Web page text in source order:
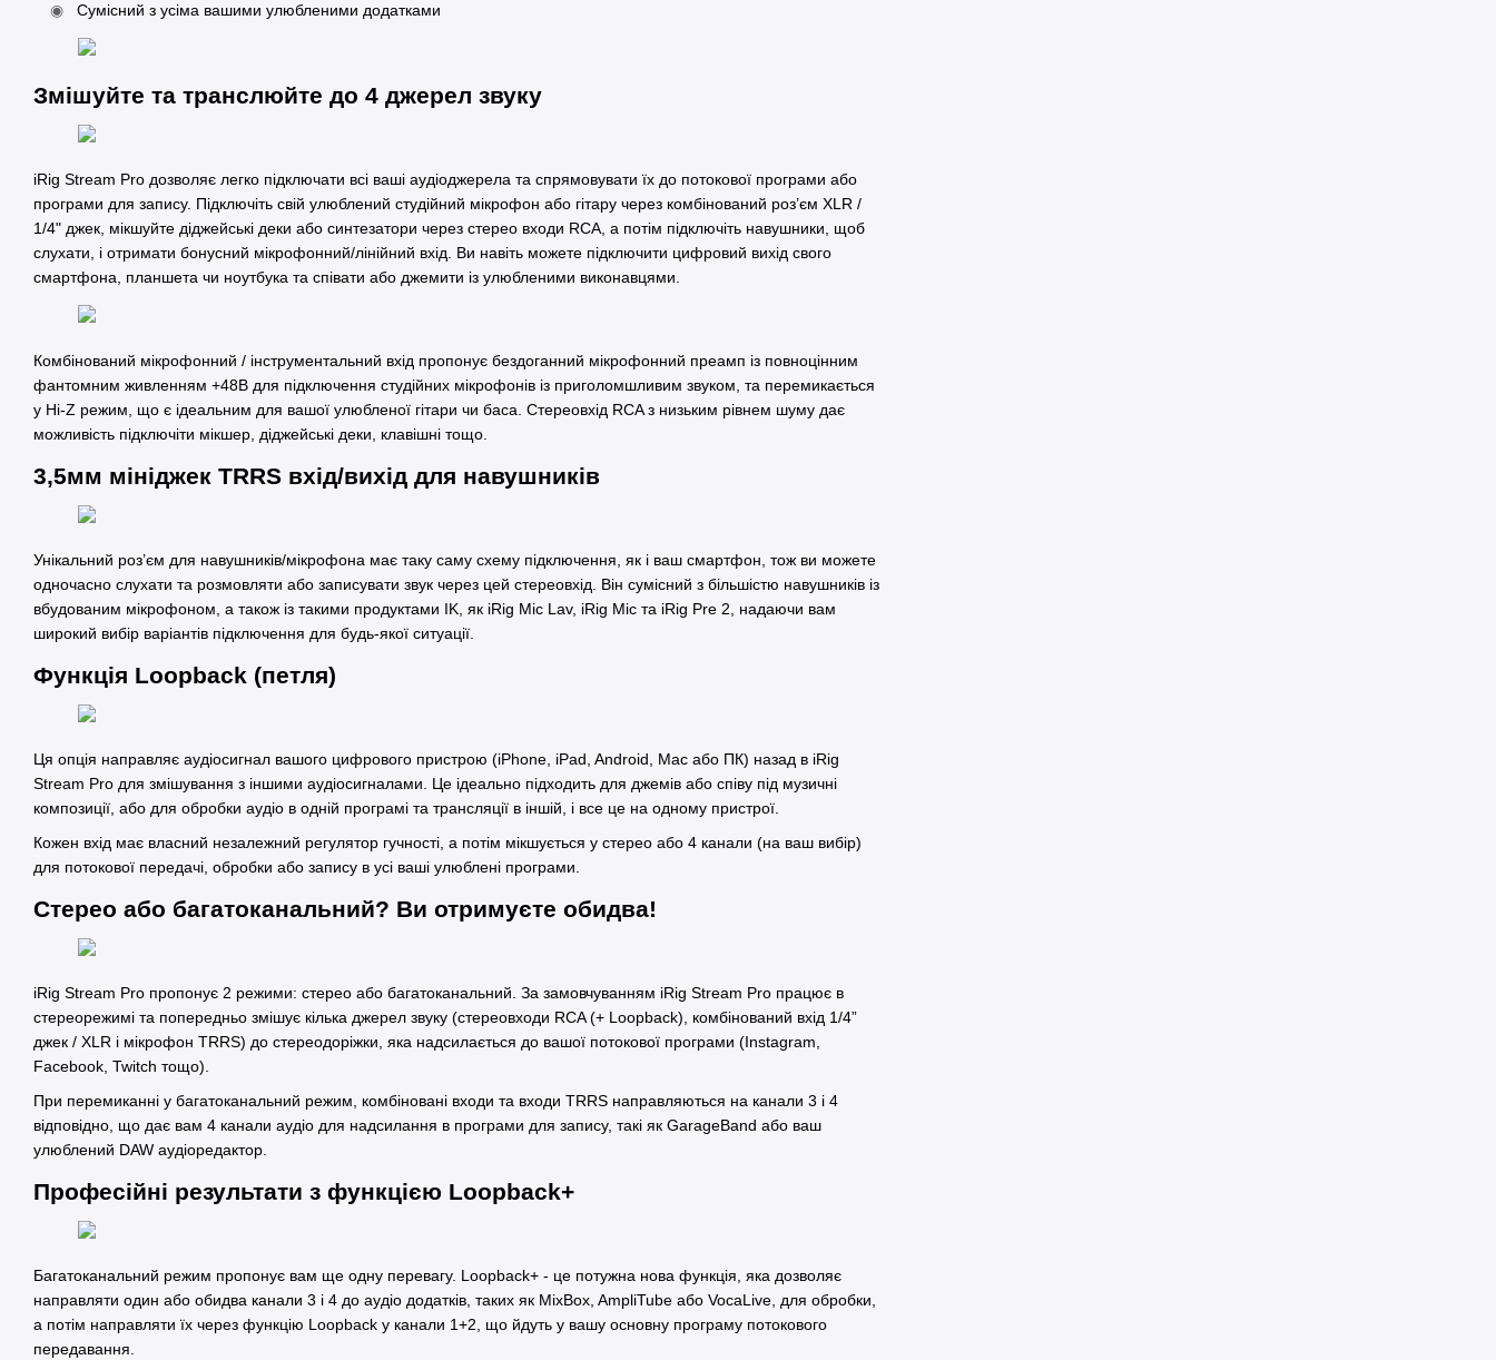
Сумісний з усіма вашими улюбленими додатками
Змішуйте та транслюйте до 4 джерел звуку
iRig Stream Pro дозволяє легко підключати всі ваші аудіоджерела та спрямовувати їх до потокової програми або
програми для запису. Підключіть свій улюблений студійний мікрофон або гітару через комбінований роз’єм XLR /
1/4" джек, мікшуйте діджейські деки або синтезатори через стерео входи RCA, а потім підключіть навушники, щоб
слухати, і отримати бонусний мікрофонний/лінійний вхід. Ви навіть можете підключити цифровий вихід свого
смартфона, планшета чи ноутбука та співати або джемити із улюбленими виконавцями.
Комбінований мікрофонний / інструментальний вхід пропонує бездоганний мікрофонний преамп із повноцінним
фантомним живленням +48В для підключення студійних мікрофонів із приголомшливим звуком, та перемикається
у Hi-Z режим, що є ідеальним для вашої улюбленої гітари чи баса. Стереовхід RCA з низьким рівнем шуму дає
можливість підключіти мікшер, діджейські деки, клавішні тощо.
3,5мм мініджек TRRS вхід/вихід для навушників
Унікальний роз’єм для навушників/мікрофона має таку саму схему підключення, як і ваш смартфон, тож ви можете
одночасно слухати та розмовляти або записувати звук через цей стереовхід. Він сумісний з більшістю навушників із
вбудованим мікрофоном, а також із такими продуктами IK, як iRig Mic Lav, iRig Mic та iRig Pre 2, надаючи вам
широкий вибір варіантів підключення для будь-якої ситуації.
Функція Loopback (петля)
Ця опція направляє аудіосигнал вашого цифрового пристрою (iPhone, iPad, Android, Mac або ПК) назад в iRig
Stream Pro для змішування з іншими аудіосигналами. Це ідеально підходить для джемів або співу під музичні
композиції, або для обробки аудіо в одній програмі та трансляції в іншій, і все це на одному пристрої.
Кожен вхід має власний незалежний регулятор гучності, а потім мікшується у стерео або 4 канали (на ваш вибір)
для потокової передачі, обробки або запису в усі ваші улюблені програми.
Стерео або багатоканальний? Ви отримуєте обидва!
iRig Stream Pro пропонує 2 режими: стерео або багатоканальний. За замовчуванням iRig Stream Pro працює в
стереорежимі та попередньо змішує кілька джерел звуку (стереовходи RCA (+ Loopback), комбінований вхід 1/4”
джек / XLR і мікрофон TRRS) до стереодоріжки, яка надсилається до вашої потокової програми (Instagram,
Facebook, Twitch тощо).
При перемиканні у багатоканальний режим, комбіновані входи та входи TRRS направляються на канали 3 і 4
відповідно, що дає вам 4 канали аудіо для надсилання в програми для запису, такі як GarageBand або ваш
улюблений DAW аудіоредактор.
Професійні результати з функцією Loopback+
Багатоканальний режим пропонує вам ще одну перевагу. Loopback+ - це потужна нова функція, яка дозволяє
направляти один або обидва канали 3 і 4 до аудіо додатків, таких як MixBox, AmpliTube або VocaLive, для обробки,
а потім направляти їх через функцію Loopback у канали 1+2, що йдуть у вашу основну програму потокового
передавання.